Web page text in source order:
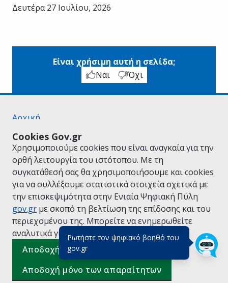
Ρωτήστε τον ψηφιακό βοηθό του
gov.gr(πάτησε για κλείσιμο)
Cookies Gov.gr
Χρησιμοποιούμε cookies που είναι αναγκαία για την
ορθή λειτουργία του ιστότοπου. Με τη
συγκατάθεσή σας θα χρησιμοποιήσουμε και cookies
για να συλλέξουμε στατιστικά στοιχεία σχετικά με
την επισκεψιμότητα στην Ενιαία Ψηφιακή Πύλη
gov.gr με σκοπό τη βελτίωση της επίδοσης και του
περιεχομένου της. Μπορείτε να ενημερωθείτε
αναλυτικά για την Πολιτική Cookies.
Αποδοχή όλων
Αποδοχή μόνο των απαραίτητων
Δευτέρα 27 Ιουλίου, 2026
Είναι χρήσιμη αυτή η σελίδα;
Ναι
Όχι
Αρχική
Όροι Χρήσης
Πολιτική Απορρήτου
Δήλωση προσβασιμότητας
Πολιτική cookies
Προτάσεις για το gov.gr
Υλοποίηση από το Υπουργείο Ψηφιακής
Διακυβέρνησης
Ελληνικά |Αγγλικά